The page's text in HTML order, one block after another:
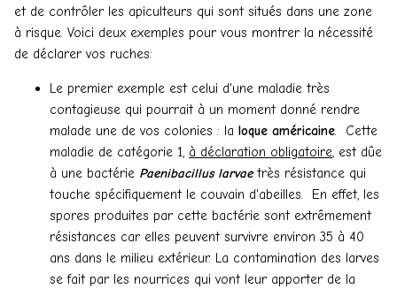
et de contrôler les apiculteurs qui sont situés dans une zone
à risque. Voici deux exemples pour vous montrer la nécessité
de déclarer vos ruches:
Le premier exemple est celui d'une maladie très
contagieuse qui pourrait à un moment donné rendre
malade une de vos colonies : la loque américaine. Cette
maladie de catégorie 1, à déclaration obligatoire, est dûe
à une bactérie Paenibacillus larvaetrès résistance qui
touche spécifiquement le couvain d'abeilles. En effet, les
spores produites par cette bactérie sont extrêmement
résistances car elles peuvent survivre environ 35 à 40
ans dans le milieu extérieur. La contamination des larves
se fait par les nourrices qui vont leur apporter de la